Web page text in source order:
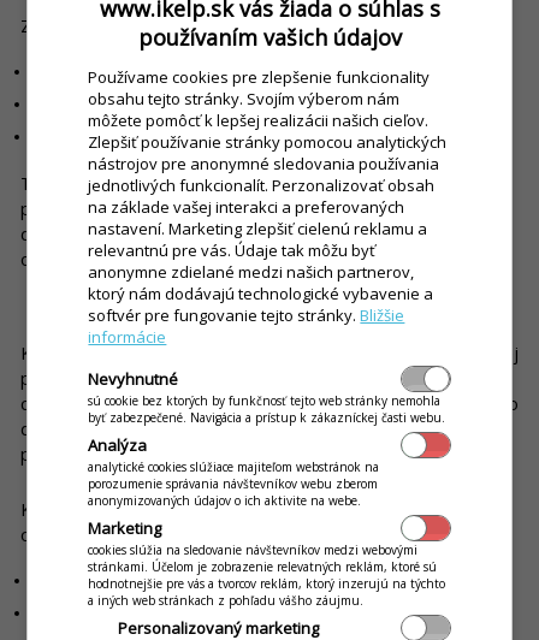
Zákazník na ňom vidí:
stav svojej objednávky
priebeh spracovania
informáciu, kedy je jedlo pripravené
Tým sa výrazne znižuje stres pri čakaní a počet otázok na
personál typu „kedy to bude?“. Displej zároveň zvyšuje
dôveru, pretože zákazník presne vie, čo sa s jeho
objednávkou deje.
Koniec chaosu s papierovými bonmi v kuchyni
Kuchyňa je miesto, kde sa rozhoduje o rýchlosti aj kvalite celej
prevádzky. Tradičné papierové bloky tu často spôsobujú
chaos, zdržania a chyby. Bufetový systém okrem zákazníckeho
displeja ponúka aj samostatný displej s objednávkami určený
priamo pre kuchárov.
Kitchen Display System (KDS) nahrádza papier digitálnou
obrazovkou, kde kuchári vidia:
všetky objednávky v reálnom čase
priority a časové poradie
www.ikelp.sk vás žiada o súhlas s
používaním vašich údajov
Používame cookies pre zlepšenie funkcionality
obsahu tejto stránky. Svojím výberom nám
môžete pomôcť k lepšej realizácii našich cieľov.
Zlepšiť používanie stránky pomocou analytických
nástrojov pre anonymné sledovania používania
jednotlivých funkcionalít. Perzonalizovať obsah
na základe vašej interakci a preferovaných
nastavení. Marketing zlepšiť cielenú reklamu a
relevantnú pre vás. Údaje tak môžu byť
anonymne zdielané medzi našich partnerov,
ktorý nám dodávajú technologické vybavenie a
softvér pre fungovanie tejto stránky.Bližšie
informácie
Nevyhnutné
sú cookie bez ktorých by funkčnosť tejto web stránky nemohla
byť zabezpečené. Navigácia a prístup k zákazníckej časti webu.
Analýza
analytické cookies slúžiace majiteľom webstránok na
porozumenie správania návštevníkov webu zberom
anonymizovaných údajov o ich aktivite na webe.
Marketing
cookies slúžia na sledovanie návštevníkov medzi webovými
stránkami. Účelom je zobrazenie relevatných reklám, ktoré sú
hodnotnejšie pre vás a tvorcov reklám, ktorý inzerujú na týchto
a iných web stránkach z pohľadu vášho záujmu.
Personalizovaný marketing